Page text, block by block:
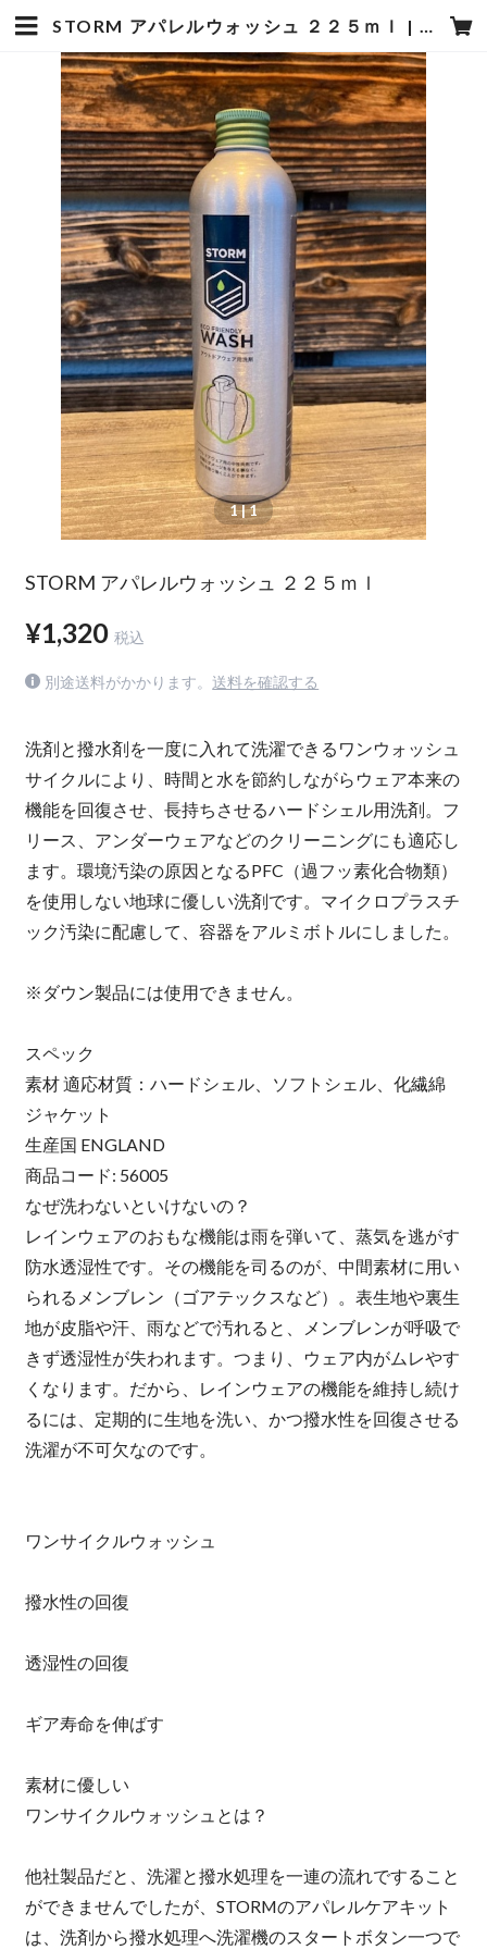
STORM アパレルウォッシュ ２２５ｍｌ | hotstyle TOYOOKA
1| 1
STORM アパレルウォッシュ ２２５ｍｌ
¥1,320 税込
別途送料がかかります。 送料を確認する
洗剤と撥水剤を一度に入れて洗濯できるワンウォッシュ
サイクルにより、時間と水を節約しながらウェア本来の
機能を回復させ、長持ちさせるハードシェル用洗剤。フ
リース、アンダーウェアなどのクリーニングにも適応し
ます。環境汚染の原因となるPFC（過フッ素化合物類）
を使用しない地球に優しい洗剤です。マイクロプラスチ
ック汚染に配慮して、容器をアルミボトルにしました。
※ダウン製品には使用できません。
スペック
素材 適応材質：ハードシェル、ソフトシェル、化繊綿
ジャケット
生産国 ENGLAND
商品コード: 56005
なぜ洗わないといけないの？
レインウェアのおもな機能は雨を弾いて、蒸気を逃がす
防水透湿性です。その機能を司るのが、中間素材に用い
られるメンブレン（ゴアテックスなど）。表生地や裏生
地が皮脂や汗、雨などで汚れると、メンブレンが呼吸で
きず透湿性が失われます。つまり、ウェア内がムレやす
くなります。だから、レインウェアの機能を維持し続け
るには、定期的に生地を洗い、かつ撥水性を回復させる
洗濯が不可欠なのです。
ワンサイクルウォッシュ
撥水性の回復
透湿性の回復
ギア寿命を伸ばす
素材に優しい
ワンサイクルウォッシュとは？
他社製品だと、洗濯と撥水処理を一連の流れですること
ができませんでしたが、STORMのアパレルケアキット
は、洗剤から撥水処理へ洗濯機のスタートボタン一つで